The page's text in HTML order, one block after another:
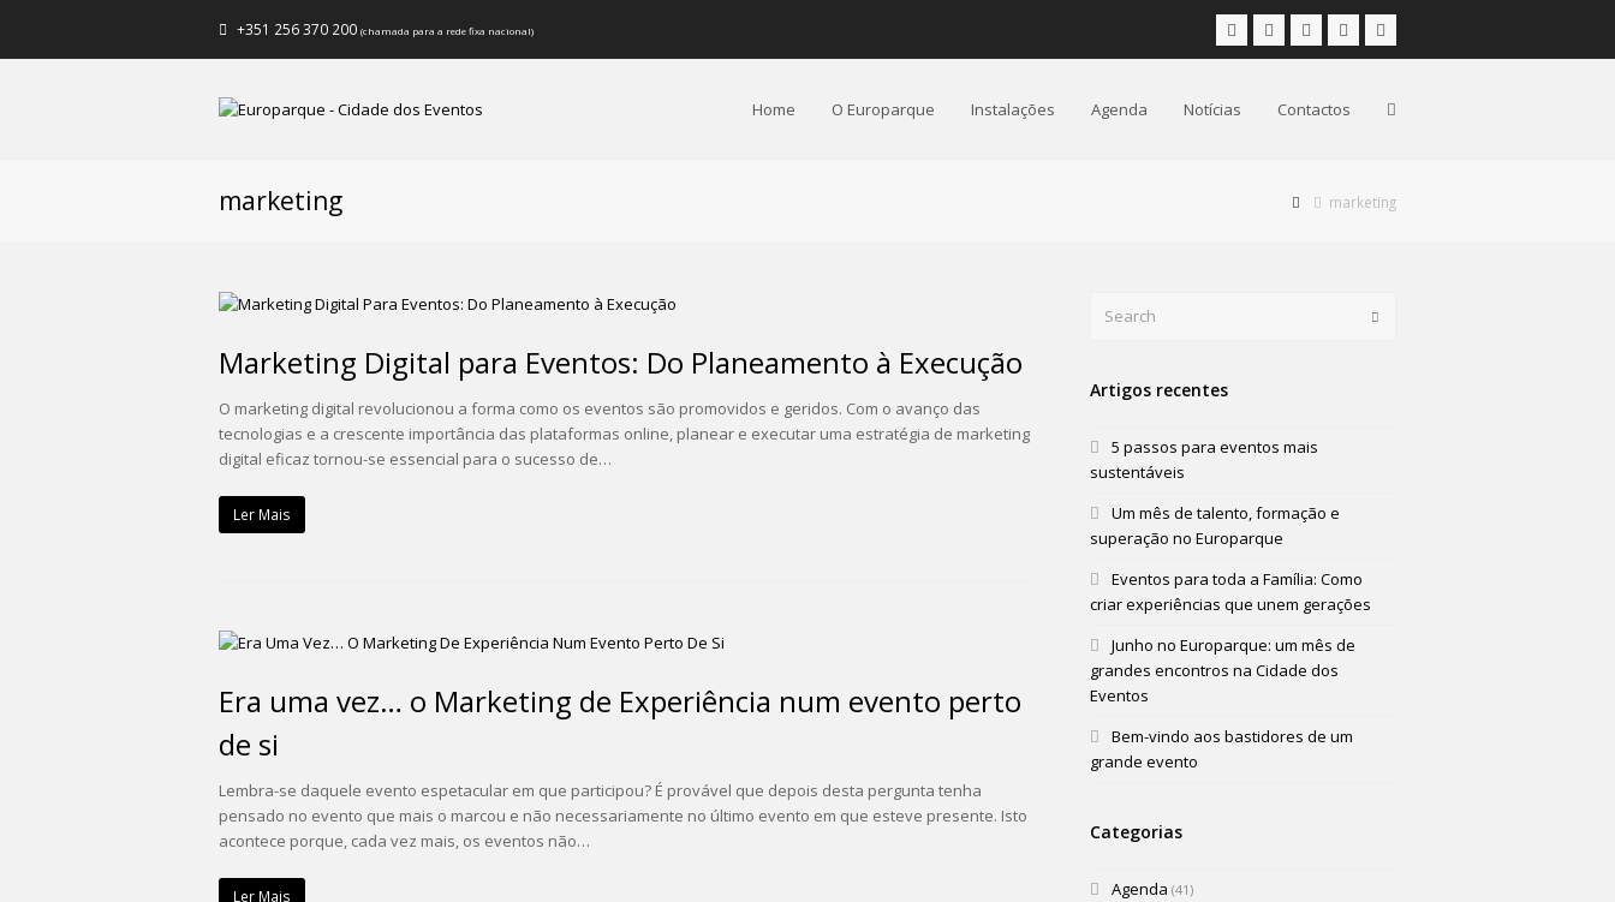
+351 256 370 200 (chamada para a rede fixa nacional) FacebookInstagram
LinkedInYoutube
Home O Europarque Instalações Agenda Notícias Contactos
marketing marketing
Marketing Digital para Eventos: Do Planeamento à Execução
O marketing digital revolucionou a forma como os eventos são promovidos e geridos. Com o avanço das
tecnologias e a crescente importância das plataformas online, planear e executar uma estratégia de marketing
digital eficaz tornou-se essencial para o sucesso de…
Ler Mais
Era uma vez… o Marketing de Experiência num evento perto
de si
Lembra-se daquele evento espetacular em que participou? É provável que depois desta pergunta tenha
pensado no evento que mais o marcou e não necessariamente no último evento em que esteve presente. Isto
acontece porque, cada vez mais, os eventos não…
Ler Mais
Artigos recentes
5 passos para eventos mais
sustentáveis
Um mês de talento, formação e
superação no Europarque
Eventos para toda a Família: Como
criar experiências que unem gerações
Junho no Europarque: um mês de
grandes encontros na Cidade dos
Eventos
Bem-vindo aos bastidores de um
grande evento
Categorias
Agenda (41)